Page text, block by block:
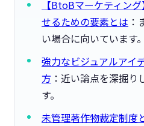
【BtoBマーケティン
せるための要素とは ：
い場合に向いています。
強力なビジュアルアイ
方 ：近い論点を深掘り
す。
未管理著作物裁定制度